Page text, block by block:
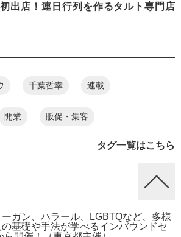
出店！連日行列を作るタルト専門店
千葉哲幸 連載
開業 販促・集客
タグ一覧はこちら
ガン、ハラール、LGBTQなど、多様
基礎や手法が学べるインバウンドセ